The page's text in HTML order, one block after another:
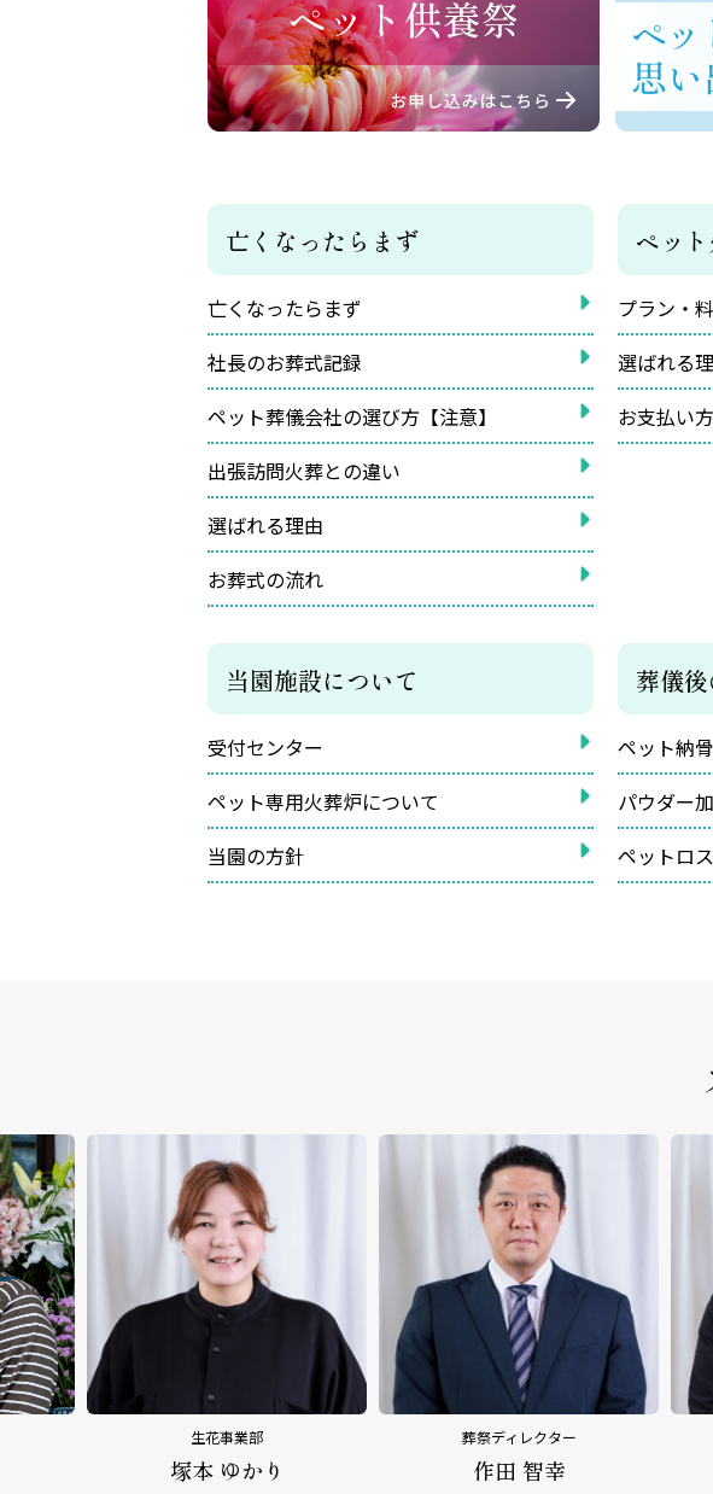
亡くなったらまず
亡くなったらまず
社長のお葬式記録
ペット葬儀会社の選び方【注意】
出張訪問火葬との違い
選ばれる理由
お葬式の流れ
ペッ
プラン・
選ばれる
お支払い
当園施設について
受付センター
ペット専用火葬炉について
当園の方針
葬儀
ペット納
パウダー
ペットロ
葬祭ディレクター
作田 智幸
葬祭ディレクター
平野 拓也